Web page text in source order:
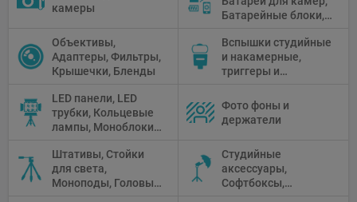
камеры
Батарейные блоки,
Объективы,
Адаптеры, Фильтры,
Крышечки, Бленды
Вспышки студийные
и накамерные,
триггеры и
LED панели, LED
трубки, Кольцевые
лампы, Моноблоки,
Флуоресцентное и
галогенное
освещение
Фото фоны и
держатели
Штативы, Стойки
для света,
Моноподы, Головы
Студийные
аксессуары,
Софтбоксы,